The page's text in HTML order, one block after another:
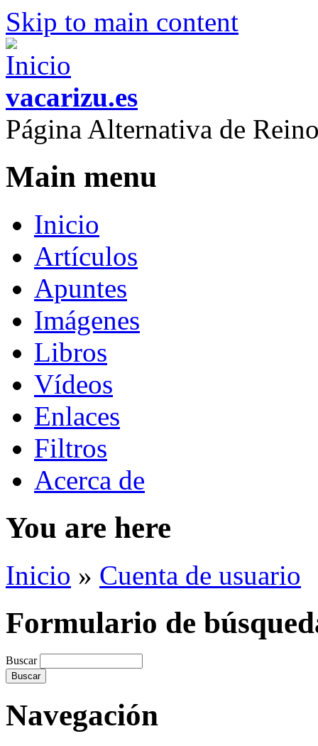
Skip to main content
vacarizu.es
Página Alternativa de
Main menu
Inicio
Artículos
Apuntes
Imágenes
Libros
Vídeos
Enlaces
Filtros
Acerca de
You are here
Inicio » Cuenta de usuario
Formulario de
Buscar
Navegación